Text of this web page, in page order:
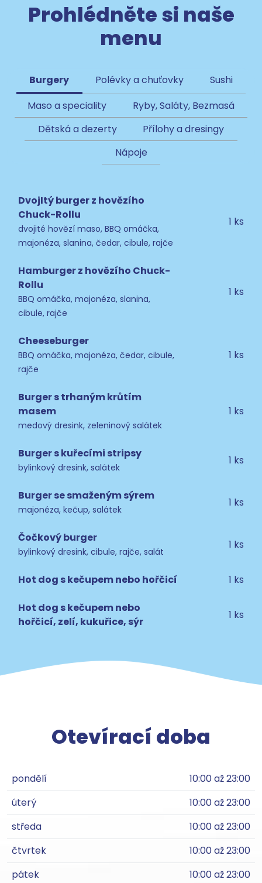
Prohlédněte si naše
menu
Burgery Polévky a chuťovky
Sushi
Maso a speciality
Ryby, Saláty, Bezmasá
Dětská a dezerty
Přílohy a dresingy
Nápoje
DvojItý burger z hovězího
Chuck-Rollu
dvojité hovězí maso, BBQ omáčka,
majonéza, slanina, čedar, cibule, rajče
1 ks
Hamburger z hovězího Chuck-
Rollu
BBQ omáčka, majonéza, slanina,
cibule, rajče
1 ks
Cheeseburger
BBQ omáčka, majonéza, čedar, cibule,
rajče
1 ks
Burger s trhaným krůtím
masem
medový dresink, zeleninový salátek
1 ks
Burger s kuřecími stripsy
bylinkový dresink, salátek
1 ks
Burger se smaženým sýrem
majonéza, kečup, salátek
1 ks
Čočkový burger
bylinkový dresink, cibule, rajče, salát
1 ks
Hot dog s kečupem nebo hořčicí 1 ks
Hot dog s kečupem nebo
hořčicí, zelí, kukuřice, sýr
1 ks
Otevírací doba
pondělí
10:00 až 23:00
úterý
10:00 až 23:00
středa
10:00 až 23:00
čtvrtek
10:00 až 23:00
pátek
10:00 až 23:00